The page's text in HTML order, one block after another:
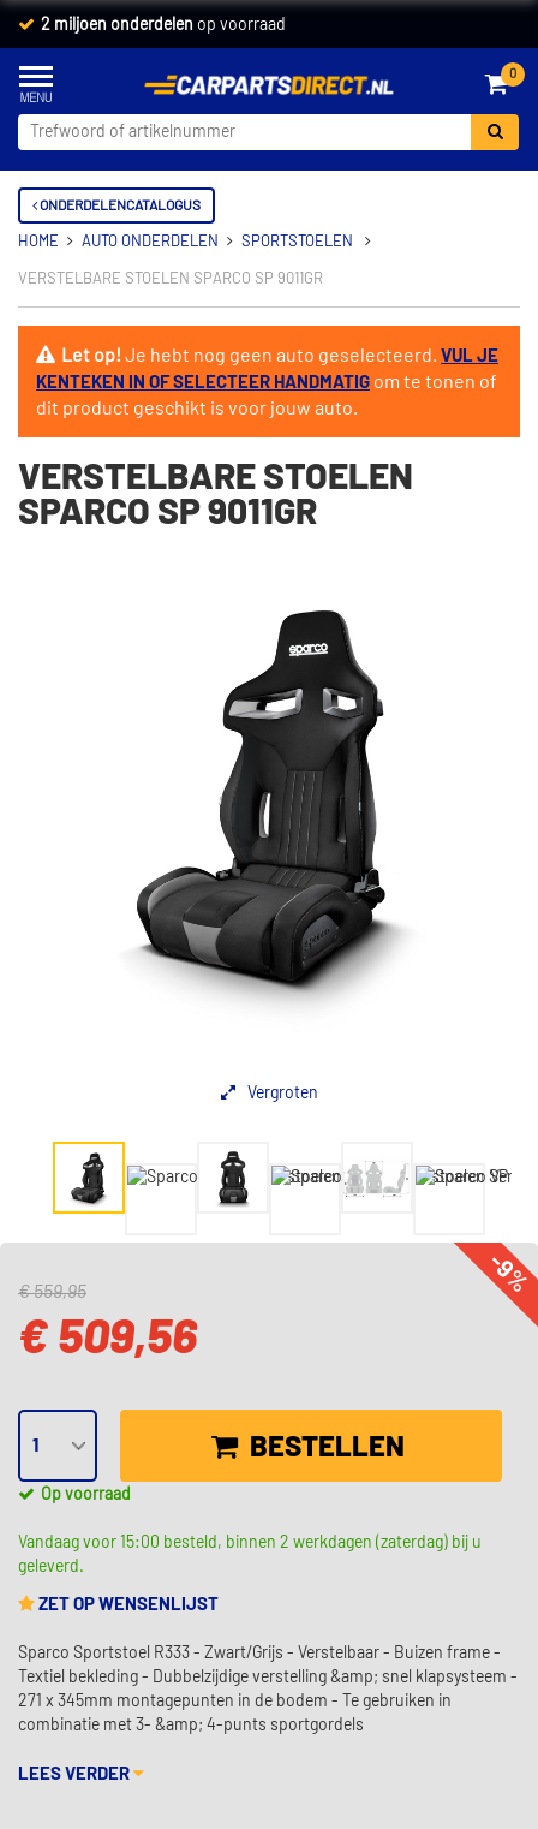
2 miljoen onderdelen op voorraad
0
ONDERDELENCATALOGUS
HOME AUTO ONDERDELEN SPORTSTOELEN
VERSTELBARE STOELEN SPARCO SP 9011GR
Let op!Je hebt nog geen auto geselecteerd. VUL JE
KENTEKEN IN OF SELECTEER HANDMATIG om te tonen of
dit product geschikt is voor jouw auto.
VERSTELBARE STOELEN
SPARCO SP 9011GR
Vergroten
-9%
€ 559,95
€ 509,56
BESTELLEN
Op voorraad
Vandaag voor 15:00 besteld, binnen 2 werkdagen (zaterdag) bij u
geleverd.
ZET OP WENSENLIJST
Sparco Sportstoel R333 - Zwart/Grijs - Verstelbaar - Buizen frame -
Textiel bekleding - Dubbelzijdige verstelling &amp; snel klapsysteem -
271 x 345mm montagepunten in de bodem - Te gebruiken in
combinatie met 3- &amp; 4-punts sportgordels
LEES VERDER